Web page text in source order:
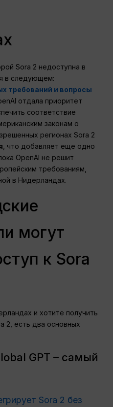
Sora 2 недоступна в
в следующем:
требований и вопросы
отдала приоритет
соответствие
законам о
регионах Sora 2
, что добавляет еще одно
OpenAI не решит
требованиям,
в Нидерландах.
могут
к Sora
и хотите получить
2, есть два основных
GPT – самый
Sora 2 без